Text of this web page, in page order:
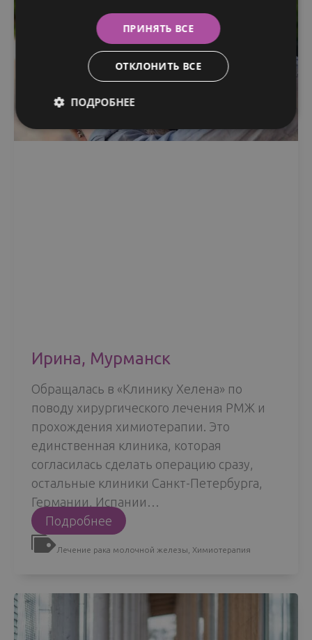
Ирина, Мурманск
Обращалась в «Клинику Хелена» по
поводу хирургического лечения РМЖ и
прохождения химиотерапии. Это
единственная клиника, которая
согласилась сделать операцию сразу,
остальные клиники Санкт-Петербурга,
Германии, Испании…
Подробнее Ирина,
Мурманск
Лечение рака молочной железы Химиотерапия
ПРИНЯТЬ ВСЕ
ОТКЛОНИТЬ ВСЕ
ПОДРОБНЕЕ